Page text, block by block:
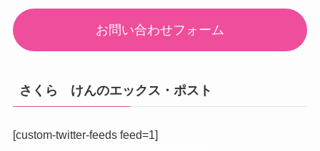
お問い合わせフォーム
さくら けんのエックス・ポスト
[custom-twitter-feeds feed=1]